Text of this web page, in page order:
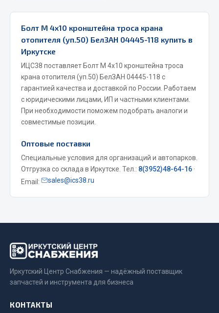
Сцепление
Коробка передач
Коробка передач ZF
Показать ещё
Весь раздел
Запчасти МАЗ
Подвеска
Тормозная система
Показать ещё
Весь раздел
Болт М 4х10 кронштейна троса крана
отопителя (уп.50) БелЗАН 04445-118 купить в
Иркутске
ИЦС38 поставляет Болт М 4х10 кронштейна троса
крана отопителя (уп.50) БелЗАН 04445-118 с
гарантией качества и доставкой по России. Работаем
с юридическими лицами, ИП и частными клиентами.
При необходимости поможем подобрать аналоги и
совместимые позиции.
Оптовые поставки
Специальные условия для организаций и автопарков.
Отгрузка со склада в Иркутске. Тел.: 8(3952)48-64-16 ·
Email:
sales@ics38.ru
Иркутский Центр Снабжения — надёжный поставщик
запчастей и инструмента для бизнеса
КОНТАКТЫ